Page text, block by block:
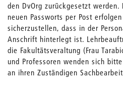
den DvOrg zurückgesetzt werden.
neuen Passworts per Post
sicherzustellen, dass in der
Anschrift hinterlegt ist.
die Fakultätsveraltung (Frau
und Professoren wenden sich
an ihren Zuständigen